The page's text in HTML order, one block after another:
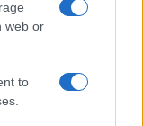
web or
to
da portare a
dei